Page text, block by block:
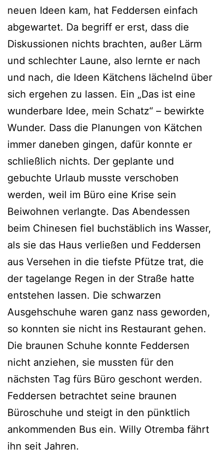
neuen Ideen kam, hat Feddersen einfach
abgewartet. Da begriff er erst, dass die
Diskussionen nichts brachten, außer Lärm
und schlechter Laune, also lernte er nach
und nach, die Ideen Kätchens lächelnd über
sich ergehen zu lassen. Ein „Das ist eine
wunderbare Idee, mein Schatz“ – bewirkte
Wunder. Dass die Planungen von Kätchen
immer daneben gingen, dafür konnte er
schließlich nichts. Der geplante und
gebuchte Urlaub musste verschoben
werden, weil im Büro eine Krise sein
Beiwohnen verlangte. Das Abendessen
beim Chinesen fiel buchstäblich ins Wasser,
als sie das Haus verließen und Feddersen
aus Versehen in die tiefste Pfütze trat, die
der tagelange Regen in der Straße hatte
entstehen lassen. Die schwarzen
Ausgehschuhe waren ganz nass geworden,
so konnten sie nicht ins Restaurant gehen.
Die braunen Schuhe konnte Feddersen
nicht anziehen, sie mussten für den
nächsten Tag fürs Büro geschont werden.
Feddersen betrachtet seine braunen
Büroschuhe und steigt in den pünktlich
ankommenden Bus ein. Willy Otremba fährt
ihn seit Jahren.